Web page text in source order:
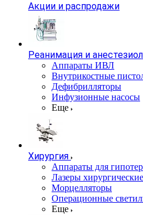
Акции и распродажи
Реанимация и
Аппараты ИВЛ
Внутрикостные
Дефибрилляторы
Инфузионные насосы
Еще
Хирургия
Аппараты для
Лазеры хирургические
Морцелляторы
Операционные
Еще